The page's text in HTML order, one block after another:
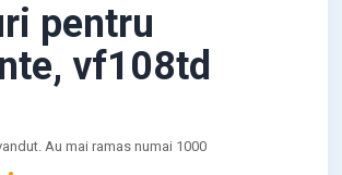
pentru
vf108td
Au mai ramas numai 1000